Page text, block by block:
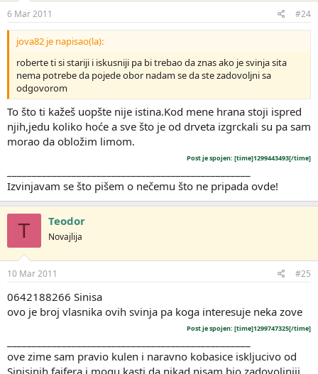
6 Mar 2011 #24
jova82 je napisao(la):
roberte ti si stariji i iskusniji pa bi trebao da znas ako je svinja sita
nema potrebe da pojede obor nadam se da ste zadovoljni sa
odgovorom
To što ti kažeš uopšte nije istina.Kod mene hrana stoji ispred
njih,jedu koliko hoće a sve što je od drveta izgrckali su pa sam
morao da obložim limom.
Post je spojen: [time]1299443493[/time]
Izvinjavam se što pišem o nečemu što ne pripada ovde!
T Teodor
Novajlija
10 Mar 2011 #25
0642188266 Sinisa
ovo je broj vlasnika ovih svinja pa koga interesuje neka zove
Post je spojen: [time]1299747325[/time]
ove zime sam pravio kulen i naravno kobasice iskljucivo od
Sinisinih fajfera i mogu kasti da nikad nisam bio zadovoljniji